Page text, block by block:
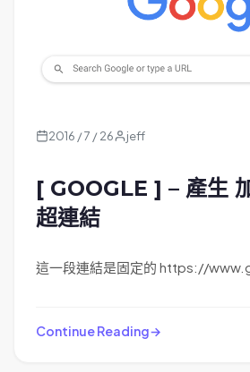
2016 / 7 / 26 jeff
[ GOOGLE ] – 產生
超連結
這一段連結是固定的 https://
Continue Reading